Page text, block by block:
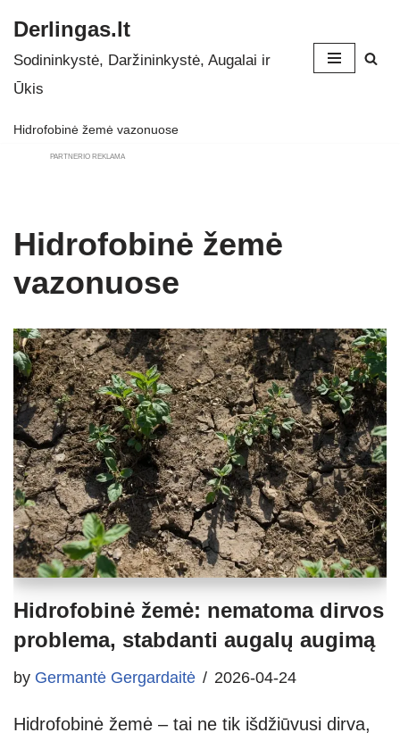
Skip
to
Derlingas.lt
Sodininkystė, Daržininkystė, Augalai ir
Ūkis
Hidrofobinė žemė vazonuose
PARTNERIO REKLAMA
Hidrofobinė žemė
vazonuose
Hidrofobinė žemė: nematoma dirvos
problema, stabdanti augalų augimą
by Germantė Gergardaitė 2026-04-24
Hidrofobinė žemė – tai ne tik išdžiūvusi dirva,